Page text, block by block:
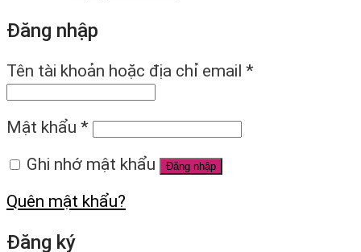
Đăng nhập
Tên tài khoản hoặc địa chỉ email *
Mật khẩu *
Ghi nhớ mật khẩu
Đăng nhập
Quên mật khẩu?
Đăng ký